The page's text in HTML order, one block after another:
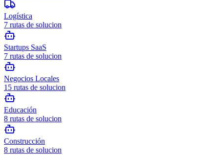
Logística
7 rutas de solucion
Startups SaaS
7 rutas de solucion
Negocios Locales
15 rutas de solucion
Educación
8 rutas de solucion
Construcción
8 rutas de solucion